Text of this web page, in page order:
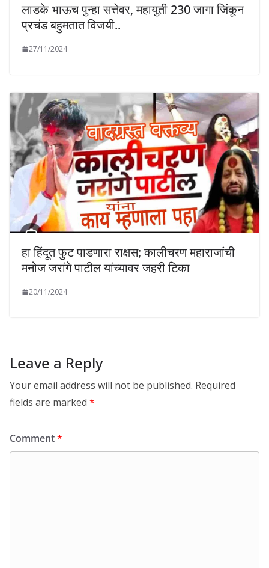
लाडके भाऊच पुन्हा सत्तेवर, महायुती 230 जागा जिंकून
प्रचंड बहुमतात विजयी..
27/11/2024
हा हिंदूत फुट पाडणारा राक्षस; कालीचरण महाराजांची
मनोज जरांगे पाटील यांच्यावर जहरी टिका
20/11/2024
Leave a Reply
Your email address will not be published. Required
fields are marked *
Comment*